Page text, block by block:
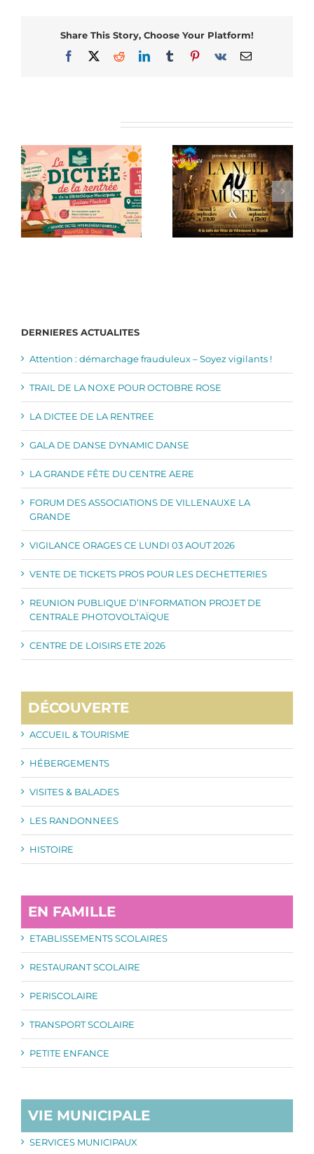
Share This Story, Choose Your Platform!
Facebook
X RedditLinkedInTumblrPinterest
Vk Email
DERNIERES ACTUALITES
Attention : démarchage frauduleux – Soyez vigilants !
TRAIL DE LA NOXE POUR OCTOBRE ROSE
LA DICTEE DE LA RENTREE
GALA DE DANSE DYNAMIC DANSE
LA GRANDE FÊTE DU CENTRE AERE
FORUM DES ASSOCIATIONS DE VILLENAUXE LA
GRANDE
VIGILANCE ORAGES CE LUNDI 03 AOUT 2026
VENTE DE TICKETS PROS POUR LES DECHETTERIES
REUNION PUBLIQUE D’INFORMATION PROJET DE
CENTRALE PHOTOVOLTAÏQUE
CENTRE DE LOISIRS ETE 2026
DÉCOUVERTE
ACCUEIL & TOURISME
HÉBERGEMENTS
VISITES & BALADES
LES RANDONNEES
HISTOIRE
EN FAMILLE
ETABLISSEMENTS SCOLAIRES
RESTAURANT SCOLAIRE
PERISCOLAIRE
TRANSPORT SCOLAIRE
PETITE ENFANCE
VIE MUNICIPALE
SERVICES MUNICIPAUX